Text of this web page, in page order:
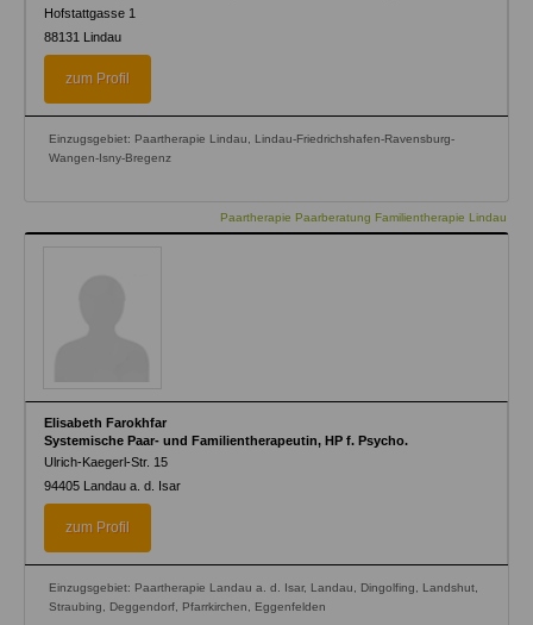
Hofstattgasse 1
88131 Lindau
zum Profil
Einzugsgebiet: Paartherapie Lindau, Lindau-Friedrichshafen-Ravensburg-
Wangen-Isny-Bregenz
Paartherapie Paarberatung Familientherapie Lindau
Elisabeth Farokhfar
Systemische Paar- und Familientherapeutin, HP f. Psycho.
Ulrich-Kaegerl-Str. 15
94405 Landau a. d. Isar
zum Profil
Einzugsgebiet: Paartherapie Landau a. d. Isar, Landau, Dingolfing, Landshut,
Straubing, Deggendorf, Pfarrkirchen, Eggenfelden